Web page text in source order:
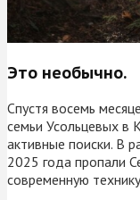
Это необычно.
Спустя восемь
семьи Усольцевых в
активные поиски. В
2025 года пропали
современную